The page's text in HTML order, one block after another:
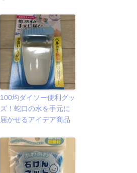
100均ダイソー便利グッ
ズ！蛇口の水を手元に
届かせるアイデア商品